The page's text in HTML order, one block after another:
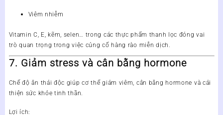
Viêm nhiễm
Vitamin C, E, kẽm, selen… trong các thực phẩm thanh lọc đóng vai
trò quan trọng trong việc củng cố hàng rào miễn dịch.
7. Giảm stress và cân bằng hormone
Chế độ ăn thải độc giúp cơ thể giảm viêm, cân bằng hormone và cải
thiện sức khỏe tinh thần.
Lợi ích: